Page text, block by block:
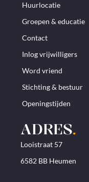
Huurlocatie
Groepen & educatie
Contact
Inlog vrijwilligers
Word vriend
Stichting & bestuur
Openingstijden
ADRES.
Looistraat 57
6582 BB Heumen